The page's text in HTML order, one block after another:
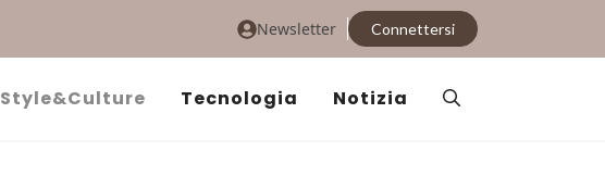
Newsletter Connettersi
Style&Culture Tecnologia Notizia